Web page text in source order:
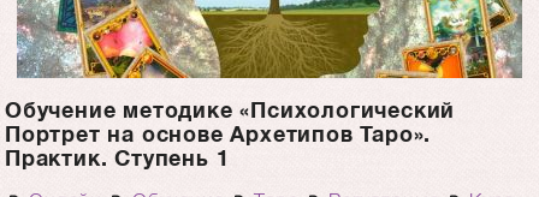
Обучение методике «Психологический
Портрет на основе Архетипов Таро».
Практик. Ступень 1